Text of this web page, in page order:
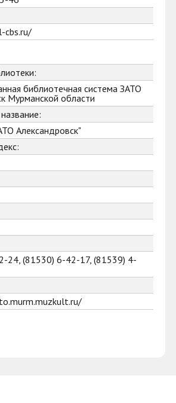
библиотечная система ЗАТО
Мурманской области
Александровск"
24, (81530) 6-42-17, (81539) 4-